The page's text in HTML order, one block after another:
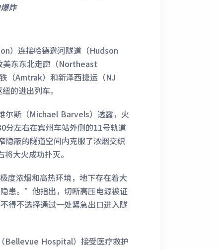
炸
）连接哈德逊河隧道（Hudson
美东东北走廊（Northeast
（Amtrak）和新泽西捷运（NJ
的进出列车。
尔斯（Michael Barvels）透露，火
分左右在宾州车站外侧的11号轨道
隐蔽的隧道空间内克服了浓烟交织
大火成功扑灭。
度浓烟和高热环境，地下存在着大
患。”他指出，切断高压电源被证
得不选择通过一处紧急出口进入隧
Bellevue Hospital）接受医疗救护